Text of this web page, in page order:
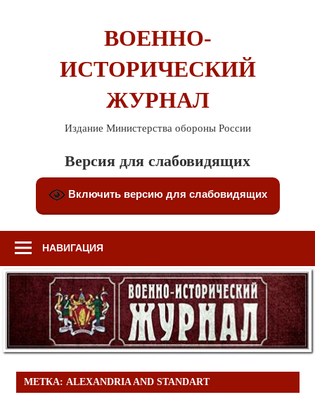
ВОЕННО-
ИСТОРИЧЕСКИЙ
ЖУРНАЛ
Издание Министерства обороны России
Версия для слабовидящих
Включить версию для слабовидящих
НАВИГАЦИЯ
МЕТКА: ALEXANDRIA AND STANDART